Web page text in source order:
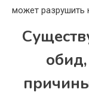
может разрушить